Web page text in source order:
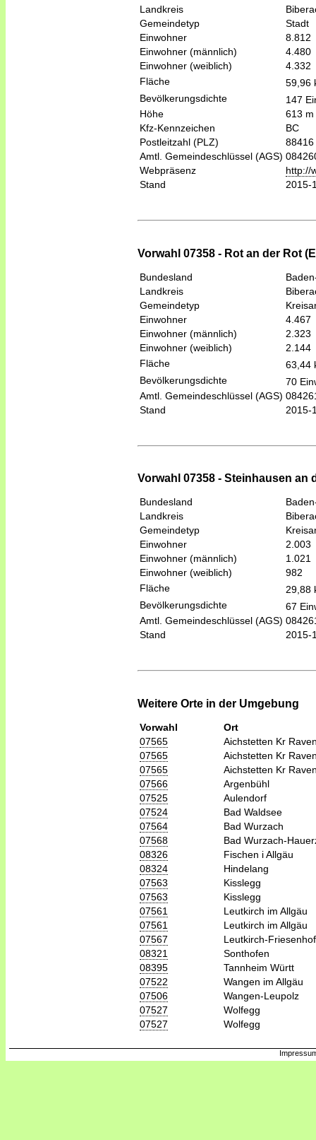
Landkreis
Gemeindetyp
Stadt
Einwohner
8.812
Einwohner (männlich)
4.480
Einwohner (weiblich)
4.332
Fläche
59,96
Bevölkerungsdichte
147
Höhe
613 m
Kfz-Kennzeichen
BC
Postleitzahl (PLZ)
88416
Amtl. Gemeindeschlüssel (AGS)
Webpräsenz
http://
Stand
2015-
Vorwahl 07358 - Rot an der Rot
Bundesland
Landkreis
Gemeindetyp
Einwohner
4.467
Einwohner (männlich)
2.323
Einwohner (weiblich)
2.144
Fläche
63,44
Bevölkerungsdichte
70
Amtl. Gemeindeschlüssel (AGS)
Stand
2015-
Vorwahl 07358 - Steinhausen an
Bundesland
Landkreis
Gemeindetyp
Einwohner
2.003
Einwohner (männlich)
1.021
Einwohner (weiblich)
982
Fläche
29,88
Bevölkerungsdichte
67
Amtl. Gemeindeschlüssel (AGS)
Stand
2015-
Weitere Orte in der Umgebung
Vorwahl
Ort
07565
Aichstetten Kr
07565
Aichstetten Kr
07565
Aichstetten Kr
07566
Argenbühl
07525
Aulendorf
07524
Bad Waldsee
07564
Bad Wurzach
07568
Bad Wurzach-
08326
Fischen i Allgäu
08324
Hindelang
07563
Kisslegg
07563
Kisslegg
07561
Leutkirch im Allgäu
07561
Leutkirch im Allgäu
07567
Leutkirch-
08321
Sonthofen
08395
Tannheim Württ
07522
Wangen im Allgäu
07506
Wangen-Leupolz
07527
Wolfegg
07527
Wolfegg